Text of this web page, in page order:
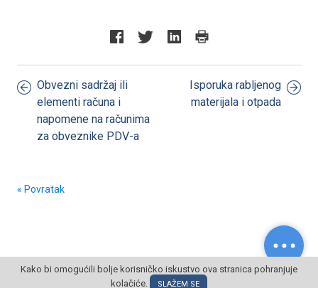
Obvezni sadržaj ili
elementi računa i
napomene na računima
za obveznike PDV-a
Isporuka rabljenog
materijala i otpada
« Povratak
© POSLOVNI OBLAK Sva prava pridržana
Kako bi omogućili bolje korisničko iskustvo ova stranica pohranjuje
kolačiće.
SLAŽEM SE